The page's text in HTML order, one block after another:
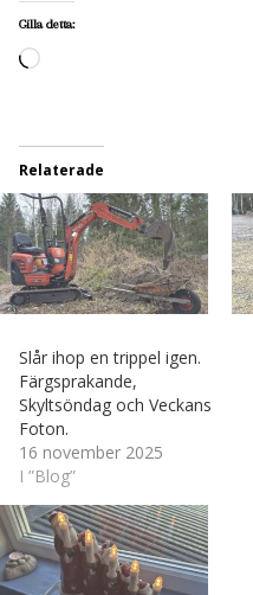
Gilla detta:
Laddar
Relaterade
Slår ihop en trippel igen.
Färgsprakande,
Skyltsöndag och Veckans
Foton.
16 november 2025
I ”Blog”